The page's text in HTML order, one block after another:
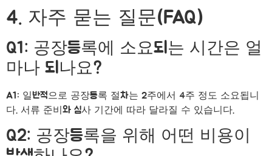
4. 자주 묻는 질문(FAQ)
Q1: 공장등록에 소요되는 시간은 얼
마나 되나요?
A1: 일반적으로 공장등록 절차는 2주에서 4주 정도 소요됩니
다. 서류 준비와 심사 기간에 따라 달라질 수 있습니다.
Q2: 공장등록을 위해 어떤 비용이